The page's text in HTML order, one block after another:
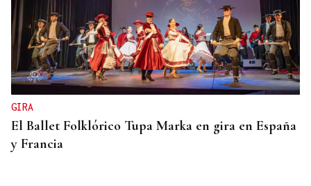
GIRA
El Ballet Folklórico Tupa Marka en gira en España
y Francia